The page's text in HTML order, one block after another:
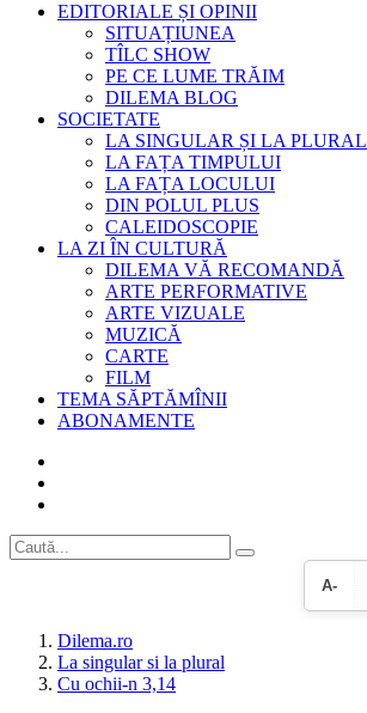
EDITORIALE ȘI OPINII
SITUAȚIUNEA
TÎLC SHOW
PE CE LUME TRĂIM
DILEMA BLOG
SOCIETATE
LA SINGULAR ȘI LA PLURAL
LA FAȚA TIMPULUI
LA FAȚA LOCULUI
DIN POLUL PLUS
CALEIDOSCOPIE
LA ZI ÎN CULTURĂ
DILEMA VĂ RECOMANDĂ
ARTE PERFORMATIVE
ARTE VIZUALE
MUZICĂ
CARTE
FILM
TEMA SĂPTĂMÎNII
ABONAMENTE
A-
Dilema.ro
La singular si la plural
Cu ochii-n 3,14